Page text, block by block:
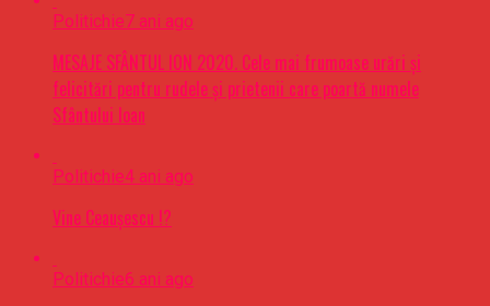
Politichie7 ani ago
MESAJE SFÂNTUL ION 2020. Cele mai frumoase urări şi
felicitări pentru rudele şi prietenii care poartă numele
Sfântului Ioan
Politichie4 ani ago
Vine Ceaușescu !?
Politichie6 ani ago